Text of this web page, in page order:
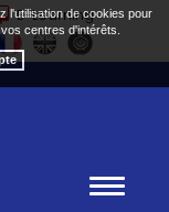
E-Learning
Toggle
l'utilisation de cookies pour
centres d'intérêts.